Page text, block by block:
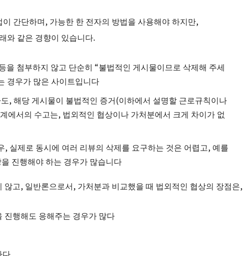
간단하며, 가능한 한 전자의 방법을 사용해야 하지만,
와 같은 경향이 있습니다.
첨부하지 않고 단순히 “불법적인 게시물이므로 삭제해 주세
경우가 많은 사이트입니다
, 해당 게시물이 불법적인 증거(이하에서 설명할 근로규칙이나
에서의 수고는, 법외적인 협상이나 가처분에서 크게 차이가 없
실제로 동시에 여러 리뷰의 삭제를 요구하는 것은 어렵고, 예를
진행해야 하는 경우가 많습니다
고, 일반론으로서, 가처분과 비교했을 때 법외적인 협상의 장점은,
진행해도 응해주는 경우가 많다
다